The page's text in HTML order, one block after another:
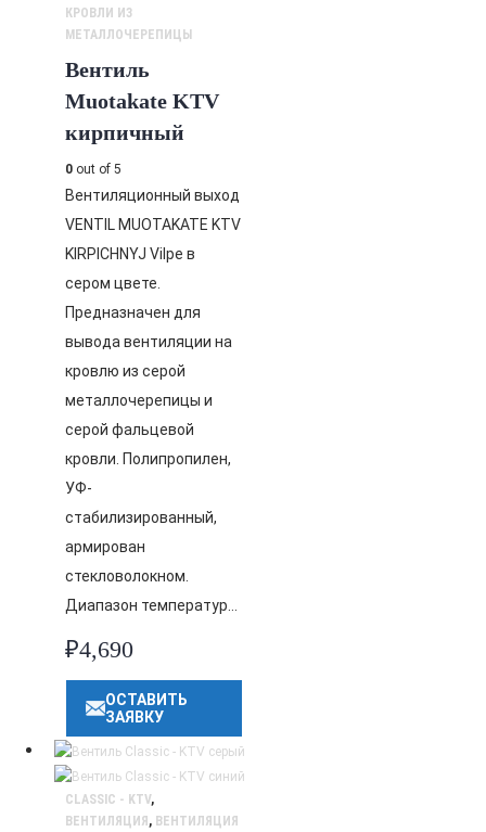
КРОВЛИ ИЗ
МЕТАЛЛОЧЕРЕПИЦЫ
Вентиль
Muotakate KTV
кирпичный
0 out of 5
Вентиляционный выход
VENTIL MUOTAKATE KTV
KIRPICHNYJ Vilpe в
сером цвете.
Предназначен для
вывода вентиляции на
кровлю из серой
металлочерепицы и
серой фальцевой
кровли. Полипропилен,
УФ-
стабилизированный,
армирован
стекловолокном.
Диапазон температур…
₽4,690
ОСТАВИТЬ
ЗАЯВКУ
CLASSIC - KTV,
ВЕНТИЛЯЦИЯ, ВЕНТИЛЯЦИЯ